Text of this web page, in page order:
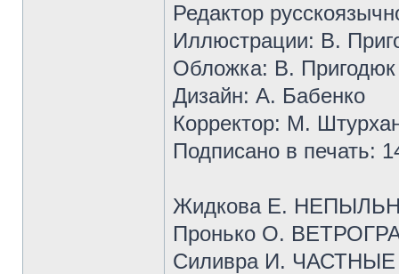
Редактор
Иллюстрации: В.
Обложка: В.
Дизайн: А. Бабенко
Корректор: М.
Подписано в печать:
Жидкова Е.
Пронько О.
Силивра И.